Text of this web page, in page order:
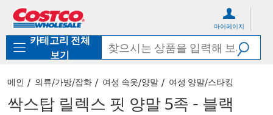
로
기
가
마이페이지
카테고리 전체
보기
메인 의류/가방/잡화 여성 속옷/양말 여성 양말/스타킹
싹스탑 릴렉스 핏 양말 5족 - 블랙